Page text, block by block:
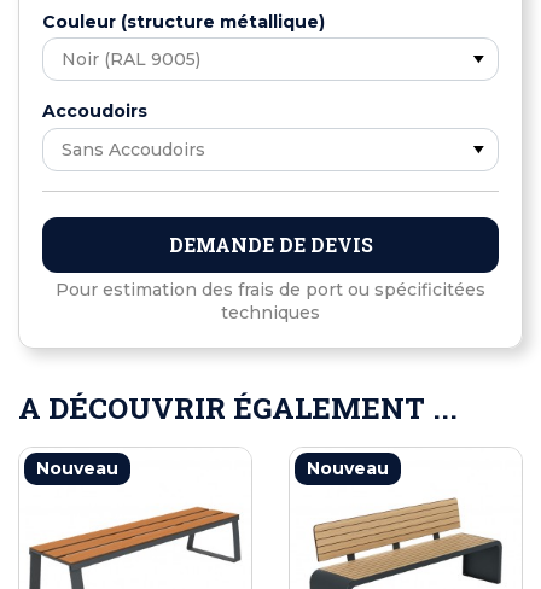
Couleur (structure métallique)
Accoudoirs
DEMANDE DE DEVIS
Pour estimation des frais de port ou spécificitées
techniques
A DÉCOUVRIR ÉGALEMENT ...
Nouveau Nouveau